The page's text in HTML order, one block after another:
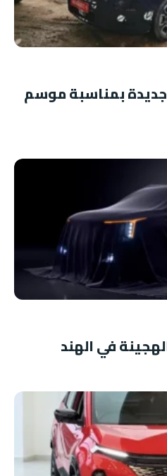
هيونداي تطلق SUV جديدة بمناسبة موسم